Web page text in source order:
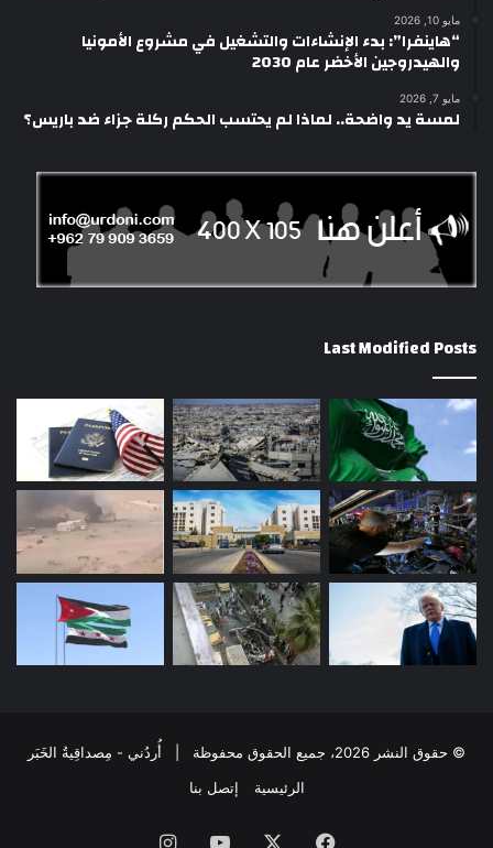
مايو 10, 2026
“هاينفرا”: بدء الإنشاءات والتشغيل في مشروع الأمونيا
والهيدروجين الأخضر عام 2030
مايو 7, 2026
لمسة يد واضحة.. لماذا لم يحتسب الحكم ركلة جزاء ضد باريس؟
Last Modified Posts
© حقوق النشر 2026، جميع الحقوق محفوظة | أُردُني - مِصداقِيةُ الخَبَر
الرئيسية
إتصل بنا
فيسبوك ‫YouTube